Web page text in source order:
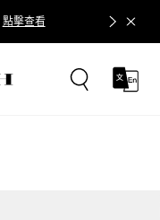
點擊查看 立即追蹤